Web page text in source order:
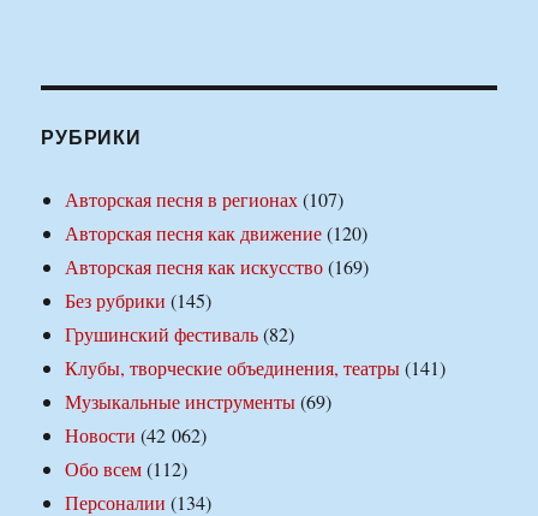
РУБРИКИ
Авторская песня в регионах(107)
Авторская песня как движение(120)
Авторская песня как искусство(169)
Без рубрики (145)
Грушинский фестиваль(82)
Клубы, творческие объединения, театры(141)
Музыкальные инструменты(69)
Новости (42 062)
Обо всем(112)
Персоналии (134)